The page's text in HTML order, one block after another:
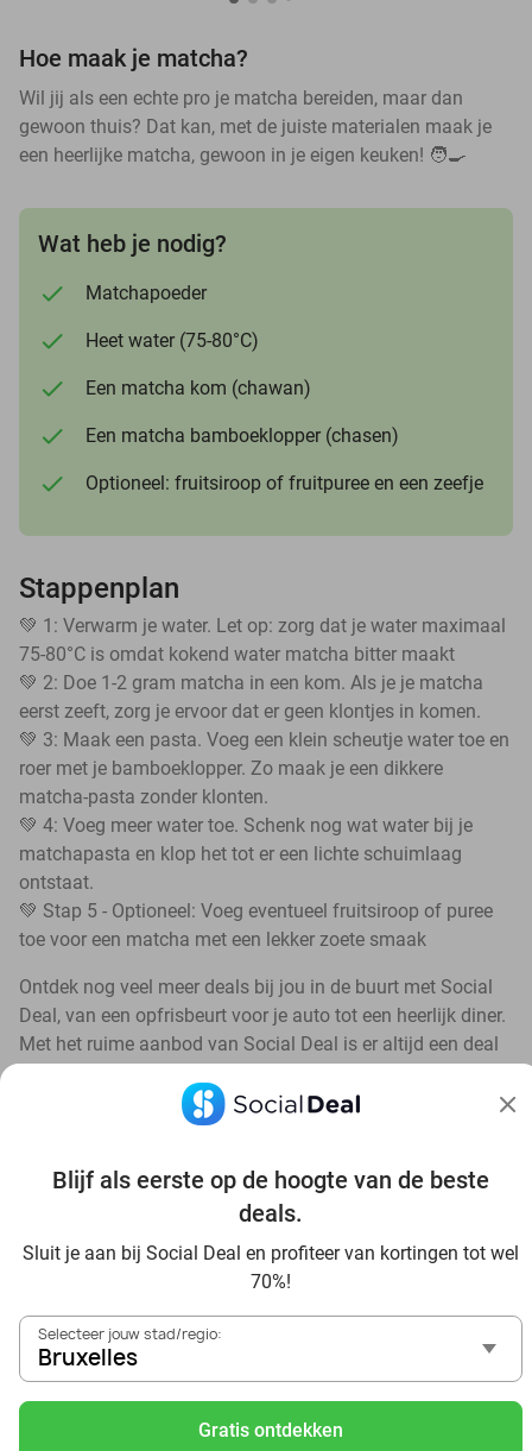
Blijf als eerste op de hoogte van de beste
deals.
Sluit je aan bij Social Deal en profiteer van kortingen tot wel
70%!
Selecteer jouw stad/regio:
Bruxelles
Gratis ontdekken
Hoe maak je matcha?
Wil jij als een echte pro je matcha bereiden, maar dan
gewoon thuis? Dat kan, met de juiste materialen maak je
een heerlijke matcha, gewoon in je eigen keuken! 🧑🍳
Wat heb je nodig?
Matchapoeder
Heet water (75-80°C)
Een matcha kom (chawan)
Een matcha bamboeklopper (chasen)
Optioneel: fruitsiroop of fruitpuree en een zeefje
Stappenplan
💚 1: Verwarm je water. Let op: zorg dat je water maximaal
75-80°C is omdat kokend water matcha bitter maakt
💚 2: Doe 1-2 gram matcha in een kom. Als je je matcha
eerst zeeft, zorg je ervoor dat er geen klontjes in komen.
💚 3: Maak een pasta. Voeg een klein scheutje water toe en
roer met je bamboeklopper. Zo maak je een dikkere
matcha-pasta zonder klonten.
💚 4: Voeg meer water toe. Schenk nog wat water bij je
matchapasta en klop het tot er een lichte schuimlaag
ontstaat.
💚 Stap 5 - Optioneel: Voeg eventueel fruitsiroop of puree
toe voor een matcha met een lekker zoete smaak
Ontdek nog veel meer deals bij jou in de buurt met Social
Deal, van een opfrisbeurt voor je auto tot een heerlijk diner.
Met het ruime aanbod van Social Deal is er altijd een deal
Bekijk nog meer topdeals in jouw omgeving